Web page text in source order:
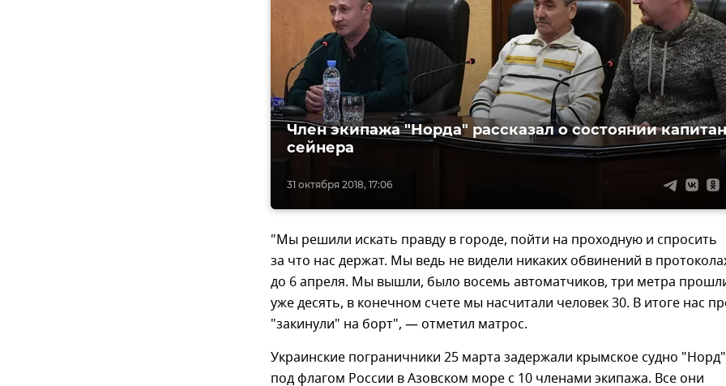
31 октября 2018, 17:06
Член экипажа "Норда" рассказал о состоянии
сейнера
"Мы решили искать правду в городе, пойти на проходную и спросить
за что нас держат. Мы ведь не видели никаких обвинений в
до 6 апреля. Мы вышли, было восемь автоматчиков, три метра
уже десять, в конечном счете мы насчитали человек 30. В итоге нас
"закинули" на борт", — отметил матрос.
Украинские пограничники 25 марта задержали крымское судно "Норд"
под флагом России в Азовском море с 10 членами экипажа. Все они